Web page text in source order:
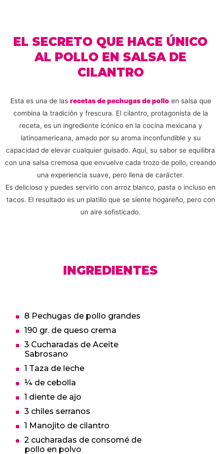
EL SECRETO QUE HACE ÚNICO
AL POLLO EN SALSA DE
CILANTRO
Esta es una de las recetas de pechugas de pollo en salsa que
combina la tradición y frescura. El cilantro, protagonista de la
receta, es un ingrediente icónico en la cocina mexicana y
latinoamericana, amado por su aroma inconfundible y su
capacidad de elevar cualquier guisado. Aquí, su sabor se equilibra
con una salsa cremosa que envuelve cada trozo de pollo, creando
una experiencia suave, pero llena de carácter.
Es delicioso y puedes servirlo con arroz blanco, pasta o incluso en
tacos. El resultado es un platillo que se siente hogareño, pero con
un aire sofisticado.
INGREDIENTES
8 Pechugas de pollo grandes
190 gr. de queso crema
3 Cucharadas de Aceite
Sabrosano
1 Taza de leche
¼ de cebolla
1 diente de ajo
3 chiles serranos
1 Manojito de cilantro
2 cucharadas de consomé de
pollo en polvo